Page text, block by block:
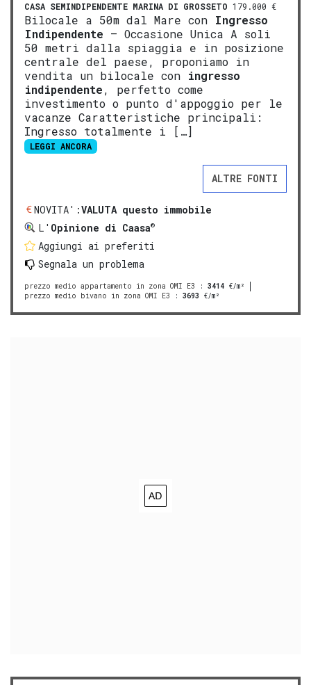
CASA SEMINDIPENDENTE MARINA DI GROSSETO 179.000 €
Bilocale a 50m dal Mare con Ingresso
Indipendente – Occasione Unica A soli
50 metri dalla spiaggia e in posizione
centrale del paese, proponiamo in
vendita un bilocale con ingresso
indipendente, perfetto come
investimento o punto d'appoggio per le
vacanze Caratteristiche principali:
Ingresso totalmente i […]
LEGGI ANCORA
ALTRE FONTI
NOVITA':VALUTA questo immobile
L' Opinione di Caasa®
Aggiungi ai preferiti
Segnala un problema
prezzo medio appartamento in zona OMI E3 : 3414 €/m²
prezzo medio bivano in zona OMI E3 : 3693 €/m²